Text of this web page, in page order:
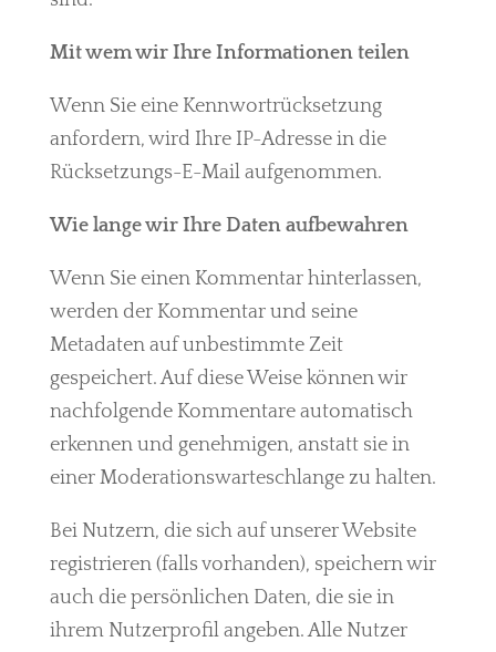
Mit wem wir Ihre Informationen teilen
Wenn Sie eine Kennwortrücksetzung
anfordern, wird Ihre IP-Adresse in die
Rücksetzungs-E-Mail aufgenommen.
Wie lange wir Ihre Daten aufbewahren
Wenn Sie einen Kommentar hinterlassen,
werden der Kommentar und seine
Metadaten auf unbestimmte Zeit
gespeichert. Auf diese Weise können wir
nachfolgende Kommentare automatisch
erkennen und genehmigen, anstatt sie in
einer Moderationswarteschlange zu halten.
Bei Nutzern, die sich auf unserer Website
registrieren (falls vorhanden), speichern wir
auch die persönlichen Daten, die sie in
ihrem Nutzerprofil angeben. Alle Nutzer